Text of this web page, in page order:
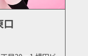
口